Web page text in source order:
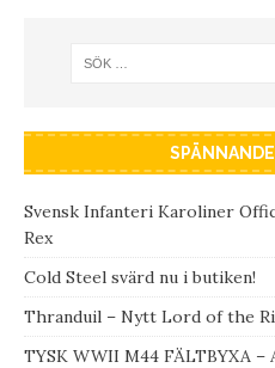
Svensk Infanteri Karoliner
Rex
Cold Steel svärd nu i butiken!
Thranduil – Nytt Lord of the
TYSK WWII M44 FÄLTBYXA –